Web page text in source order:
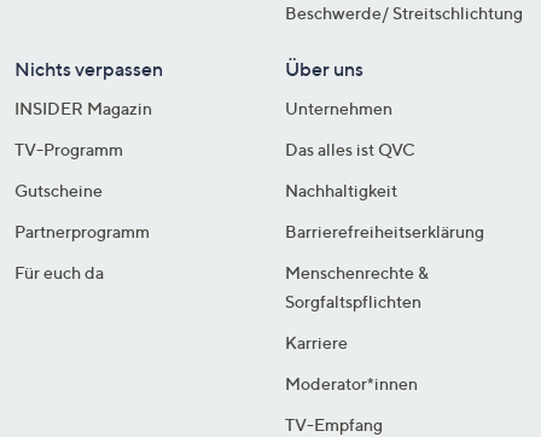
Beschwerde/ Streitschlichtung
Nichts verpassen
INSIDER Magazin
TV-Programm
Gutscheine
Partnerprogramm
Für euch da
Über uns
Unternehmen
Das alles ist QVC
Nachhaltigkeit
Barrierefreiheitserklärung
Menschenrechte &
Sorgfaltspflichten
Karriere
Moderator*innen
TV-Empfang